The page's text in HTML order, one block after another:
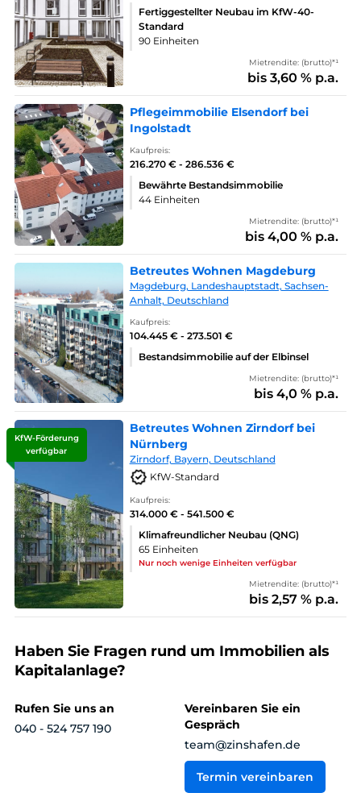
Fertiggestellter Neubau im KfW-40-
Standard
90 Einheiten
Mietrendite: (brutto)*¹
bis 3,60 % p.a.
Pflegeimmobilie Elsendorf bei
Ingolstadt
Kaufpreis:
216.270 € - 286.536 €
Bewährte Bestandsimmobilie
44 Einheiten
Mietrendite: (brutto)*¹
bis 4,00 % p.a.
Betreutes Wohnen Magdeburg
Magdeburg, Landeshauptstadt, Sachsen-
Anhalt, Deutschland
Kaufpreis:
104.445 € - 273.501 €
Bestandsimmobilie auf der Elbinsel
Mietrendite: (brutto)*¹
bis 4,0 % p.a.
KfW-Förderung
verfügbar
Betreutes Wohnen Zirndorf bei
Nürnberg
Zirndorf, Bayern, Deutschland
KfW-Standard
Kaufpreis:
314.000 € - 541.500 €
Klimafreundlicher Neubau (QNG)
65 Einheiten
Nur noch wenige Einheiten verfügbar
Mietrendite: (brutto)*¹
bis 2,57 % p.a.
Haben Sie Fragen rund um Immobilien als
Kapitalanlage?
Rufen Sie uns an
040 - 524 757 190
Vereinbaren Sie ein
Gespräch
team@zinshafen.de
Termin vereinbaren